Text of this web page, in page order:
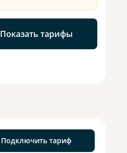
Показать тарифы
Подключить тариф